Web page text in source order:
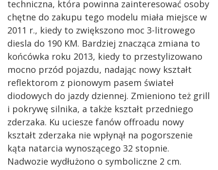
techniczna, która powinna zainteresować osoby
chętne do zakupu tego modelu miała miejsce w
2011 r., kiedy to zwiększono moc 3-litrowego
diesla do 190 KM. Bardziej znacząca zmiana to
końcówka roku 2013, kiedy to przestylizowano
mocno przód pojazdu, nadając nowy kształt
reflektorom z pionowym pasem świateł
diodowych do jazdy dziennej. Zmieniono też grill
i pokrywę silnika, a także kształt przedniego
zderzaka. Ku uciesze fanów offroadu nowy
kształt zderzaka nie wpłynął na pogorszenie
kąta natarcia wynoszącego 32 stopnie.
Nadwozie wydłużono o symboliczne 2 cm.